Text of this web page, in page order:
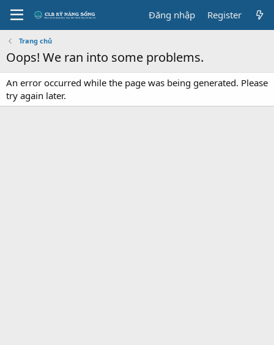
Đăng nhập Register
Trang chủ
Oops! We ran into some problems.
An error occurred while the page was being generated. Please
try again later.